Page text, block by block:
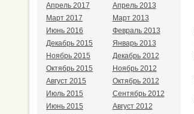
Апрель 2017
Март 2017
Июнь 2016
Декабрь 2015
Ноябрь 2015
Октябрь 2015
Август 2015
Июль 2015
Июнь 2015
Апрель 2013
Март 2013
Февраль 2013
Январь 2013
Декабрь 2012
Ноябрь 2012
Октябрь 2012
Сентябрь 2012
Август 2012